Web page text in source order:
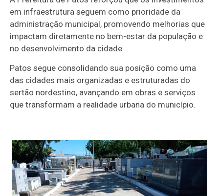
em infraestrutura seguem como prioridade da
administração municipal, promovendo melhorias que
impactam diretamente no bem-estar da população e
no desenvolvimento da cidade.
Patos segue consolidando sua posição como uma
das cidades mais organizadas e estruturadas do
sertão nordestino, avançando em obras e serviços
que transformam a realidade urbana do município.